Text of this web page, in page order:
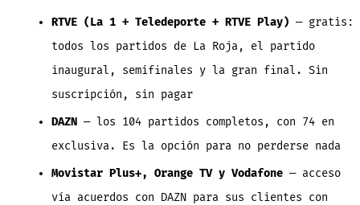
RTVE (La 1 + Teledeporte + RTVE Play) — gratis:
todos los partidos de La Roja, el partido
inaugural, semifinales y la gran final. Sin
suscripción, sin pagar
DAZN— los 104 partidos completos, con 74 en
exclusiva. Es la opción para no perderse nada
Movistar Plus+, Orange TV y Vodafone— acceso
vía acuerdos con DAZN para sus clientes con